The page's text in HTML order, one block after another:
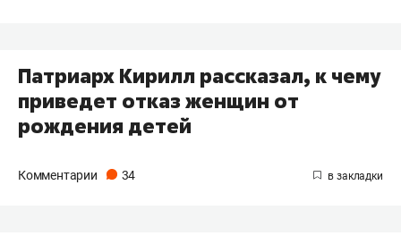
Патриарх Кирилл рассказал, к чему
приведет ​отказ женщин от
рождения детей
Комментарии 34